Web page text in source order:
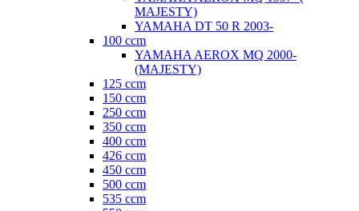
MAJESTY)
YAMAHA DT 50 R 2003-
100 ccm
YAMAHA AEROX MQ 2000-
(MAJESTY)
125 ccm
150 ccm
250 ccm
350 ccm
400 ccm
426 ccm
450 ccm
500 ccm
535 ccm